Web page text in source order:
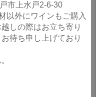
市上水戸2-6-30
以外にワインもご購入
しの際はお立ち寄り
待ち申し上げており